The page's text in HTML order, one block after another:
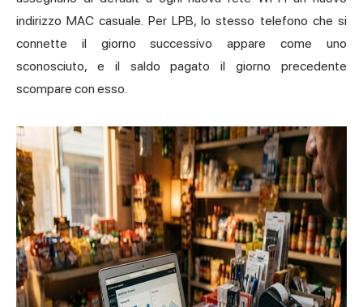
indirizzo MAC casuale. Per LPB, lo stesso telefono che si
connette il giorno successivo appare come uno
sconosciuto, e il saldo pagato il giorno precedente
scompare con esso.